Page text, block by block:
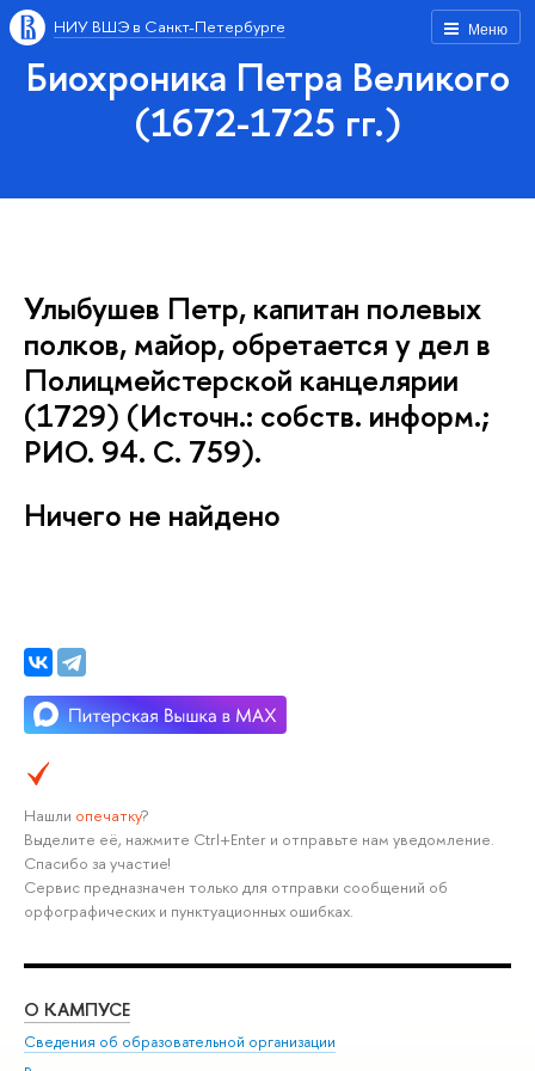
Меню
НИУ ВШЭ в Санкт-Петербурге
Биохроника Петра Великого
(1672-1725 гг.)
Улыбушев Петр, капитан полевых
полков, майор, обретается у дел в
Полицмейстерской канцелярии
(1729) (Источн.: собств. информ.;
РИО. 94. С. 759).
Ничего не найдено
Нашли опечатку?
Выделите её, нажмите Ctrl+Enter и отправьте нам уведомление.
Спасибо за участие!
Сервис предназначен только для отправки сообщений об
орфографических и пунктуационных ошибках.
О КАМПУСЕ
Сведения об образовательной организации